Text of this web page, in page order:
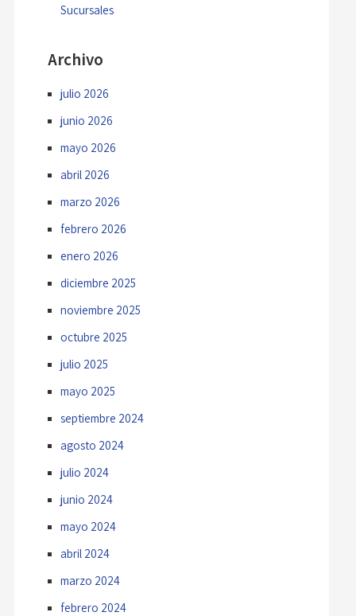
Sucursales
Archivo
julio 2026
junio 2026
mayo 2026
abril 2026
marzo 2026
febrero 2026
enero 2026
diciembre 2025
noviembre 2025
octubre 2025
julio 2025
mayo 2025
septiembre 2024
agosto 2024
julio 2024
junio 2024
mayo 2024
abril 2024
marzo 2024
febrero 2024